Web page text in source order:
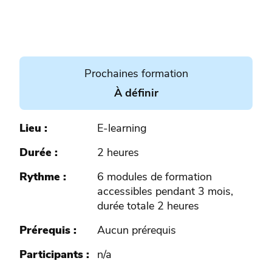
Prochaines formation
À définir
Lieu
E-learning
Durée
2 heures
Rythme
6 modules de formation
accessibles pendant 3 mois,
durée totale 2 heures
Prérequis
Aucun prérequis
Participants
n/a